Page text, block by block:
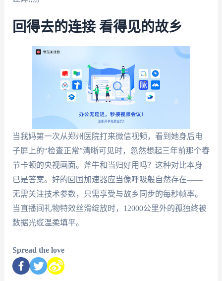
回得去的连接 看得见的故乡
当我妈第一次从郑州医院打来微信视频，看到她身后电
子屏上的“检查正常”清晰可见时，忽然想起三年前那个春
节卡顿的央视画面。斧牛和当归好用吗？这种对比本身
已是答案。好的回国加速器应当像呼吸般自然存在——
无需关注技术参数，只需享受与故乡同步的每秒帧率。
当直播间礼物特效丝滑绽放时，12000公里外的孤独终被
数据光缆温柔填平。
Spread the love